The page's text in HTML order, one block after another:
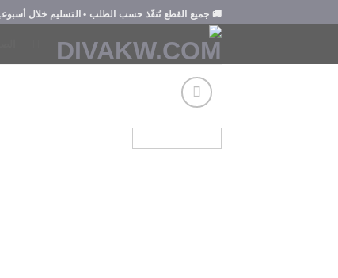
🚚 جميع القطع تُنفّذ حسب الطلب • التسليم خلال أسبوعين